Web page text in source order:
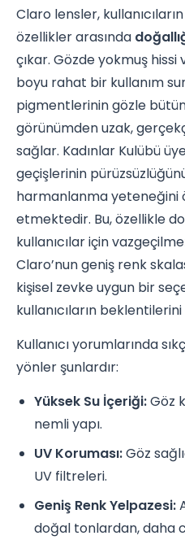
Claro lensler,
özellikler arasında
çıkar. Gözde yokmuş hissi
boyu rahat bir kullanım
pigmentlerinin gözle
görünümden uzak,
sağlar. Kadınlar Kulübü
geçişlerinin
harmanlanma yeteneğini
etmektedir. Bu, özellikle
kullanıcılar için
Claro’nun geniş renk
kişisel zevke uygun bir
kullanıcıların
Kullanıcı yorumlarında
yönler şunlardır:
Yüksek Su İçeriği:Göz
nemli yapı.
UV Koruması:Göz
UV filtreleri.
Geniş Renk Yelpazesi:
doğal tonlardan, daha